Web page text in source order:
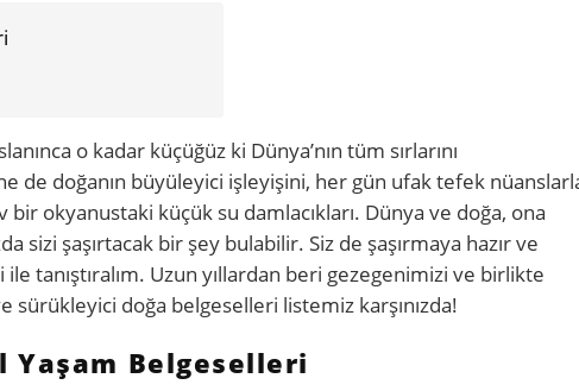
o kadar küçüğüz ki Dünya’nın tüm sırlarını
de doğanın büyüleyici işleyişini, her gün ufak tefek
okyanustaki küçük su damlacıkları. Dünya ve doğa, ona
sizi şaşırtacak bir şey bulabilir. Siz de şaşırmaya hazır ve
tanıştıralım. Uzun yıllardan beri gezegenimizi ve birlikte
sürükleyici doğa belgeselleri listemiz karşınızda!
Yaşam Belgeselleri